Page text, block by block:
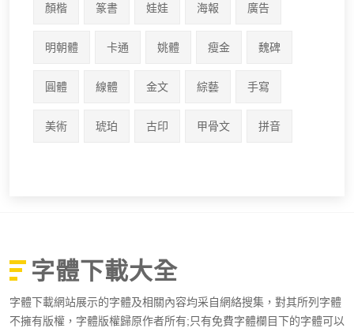
顏楷 篆書 娃娃 海報 廣告
明朝體 卡通 姚體 瘦金 魏碑
圓體 線體 金文 綜藝 手寫
美術 琥珀 古印 甲骨文 拼音
字體下載大全
字體下載網站展示的字體及相關內容均采自網絡搜集，對其所列字體
不擁有版權，字體版權歸原作者所有;只有免費字體欄目下的字體可以